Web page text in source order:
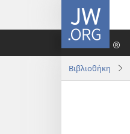
JW.ORG
Βιβλιοθήκη